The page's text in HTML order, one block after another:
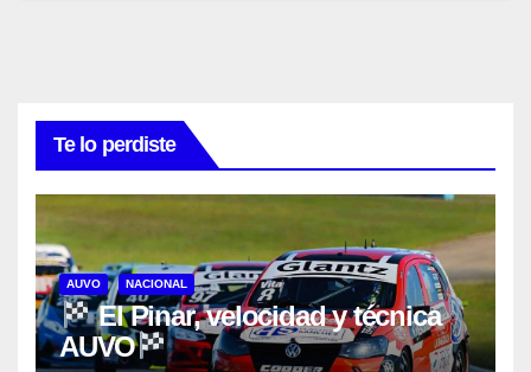
Te lo perdiste
AUVO NACIONAL
El Pinar, velocidad y técnica
AUVO